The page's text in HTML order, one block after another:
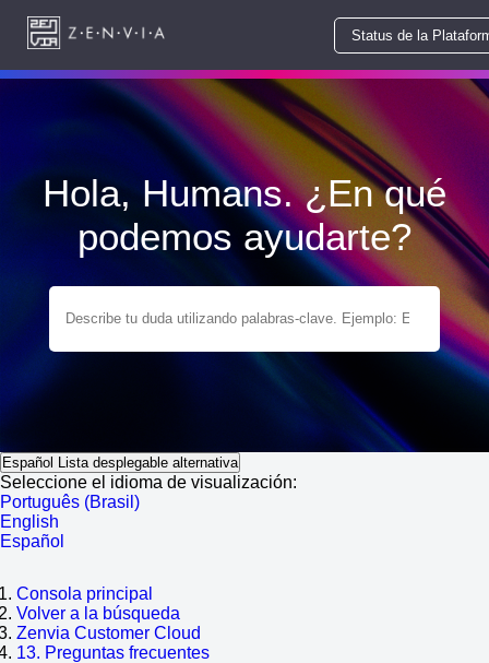
Status de la
Hola, Humans. ¿En qué
podemos ayudarte?
Español Lista desplegable alternativa
Seleccione el idioma de visualización:
Português (Brasil)
English
Español
Consola principal
Volver a la búsqueda
Zenvia Customer Cloud
13. Preguntas frecuentes